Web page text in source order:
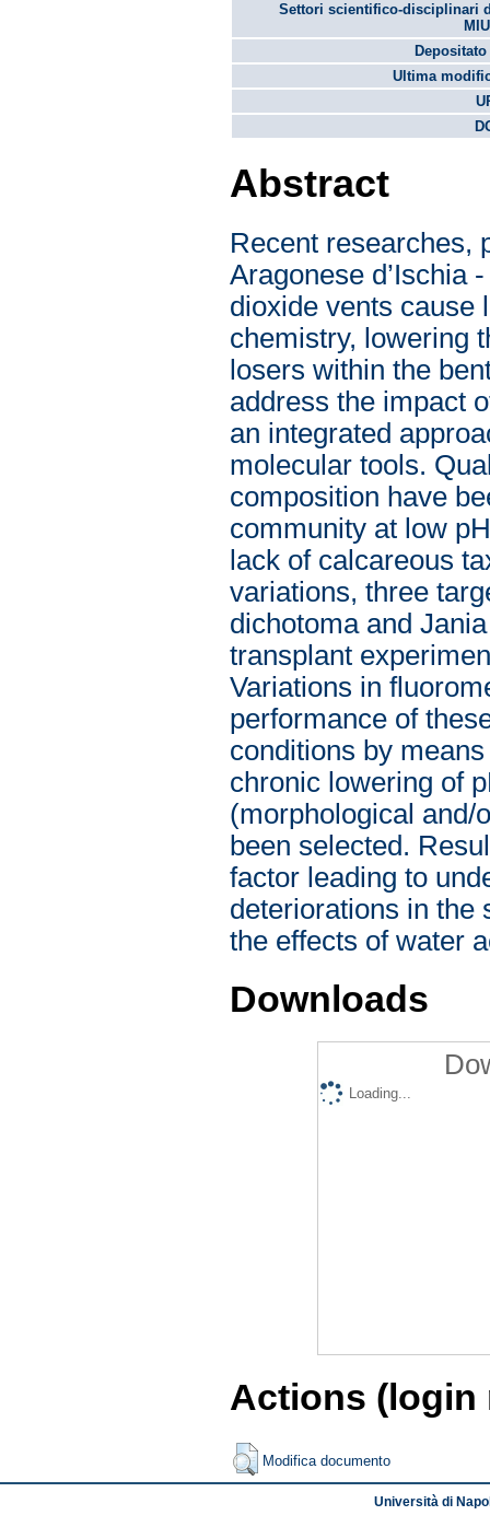
Settori scientifico-disciplinari
Ultima
Abstract
Recent researches,
Aragonese d’Ischia
dioxide vents cause
chemistry, lowering
losers within the
address the impact
an integrated
molecular tools.
composition have
community at low
lack of calcareous
variations, three
dichotoma and
transplant
Variations in
performance of
conditions by
chronic lowering of
(morphological and/
been selected.
factor leading to
deteriorations in the
the effects of water
Downloads
Loading...
Actions (login
Modifica documento
Università di